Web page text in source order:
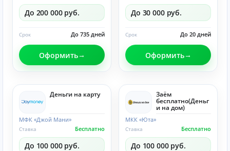
До 200 000 руб.
До 735 дней
Срок
Оформить
До 30 000 руб.
До 20 дней
Срок
Оформить
Деньги на карту
МФК «Джой Мани»
Бесплатно
Ставка
До 100 000 руб.
Заём
бесплатно(Деньг
и на дом)
МКК «Юта»
Бесплатно
Ставка
До 100 000 руб.